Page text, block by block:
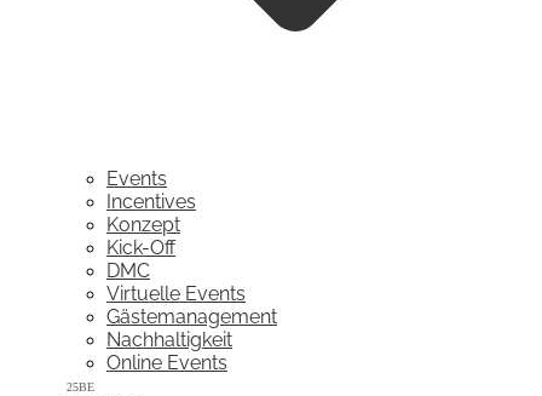
Events
Incentives
Konzept
Kick-Off
DMC
Virtuelle Events
Gästemanagement
Nachhaltigkeit
Online Events